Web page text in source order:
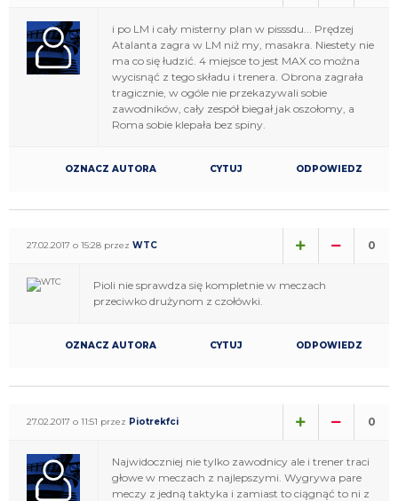
i po LM i cały misterny plan w pisssdu... Prędzej
Atalanta zagra w LM niż my, masakra. Niestety nie
ma co się łudzić. 4 miejsce to jest MAX co można
wycisnąć z tego składu i trenera. Obrona zagrała
tragicznie, w ogóle nie przekazywali sobie
zawodników, cały zespół biegał jak oszołomy, a
Roma sobie klepała bez spiny.
OZNACZ AUTORA CYTUJ ODPOWIEDZ
27.02.2017 o 15:28 przez WTC 0
Pioli nie sprawdza się kompletnie w meczach
przeciwko drużynom z czołówki.
OZNACZ AUTORA CYTUJ ODPOWIEDZ
27.02.2017 o 11:51 przez Piotrekfci 0
Najwidoczniej nie tylko zawodnicy ale i trener traci
głowe w meczach z najlepszymi. Wygrywa pare
meczy z jedną taktyka i zamiast to ciągnąć to ni z